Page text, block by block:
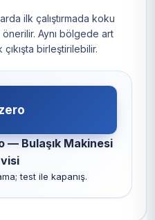
ilk çalıştırmada koku
Aynı bölgede art
birleştirilebilir.
— Bulaşık Makinesi
test ile kapanış.